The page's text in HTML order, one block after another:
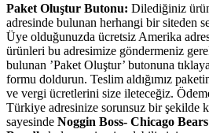
Paket Oluştur Butonu: Dilediğiniz
adresinde bulunan herhangi bir siteden
Üye olduğunuzda ücretsiz Amerika
ürünleri bu adresimize göndermeniz
bulunan ’Paket Oluştur’ butonuna
formu doldurun. Teslim aldığımız
ve vergi ücretlerini size ileteceğiz.
Türkiye adresinize sorunsuz bir şekilde
sayesinde Noggin Boss- Chicago